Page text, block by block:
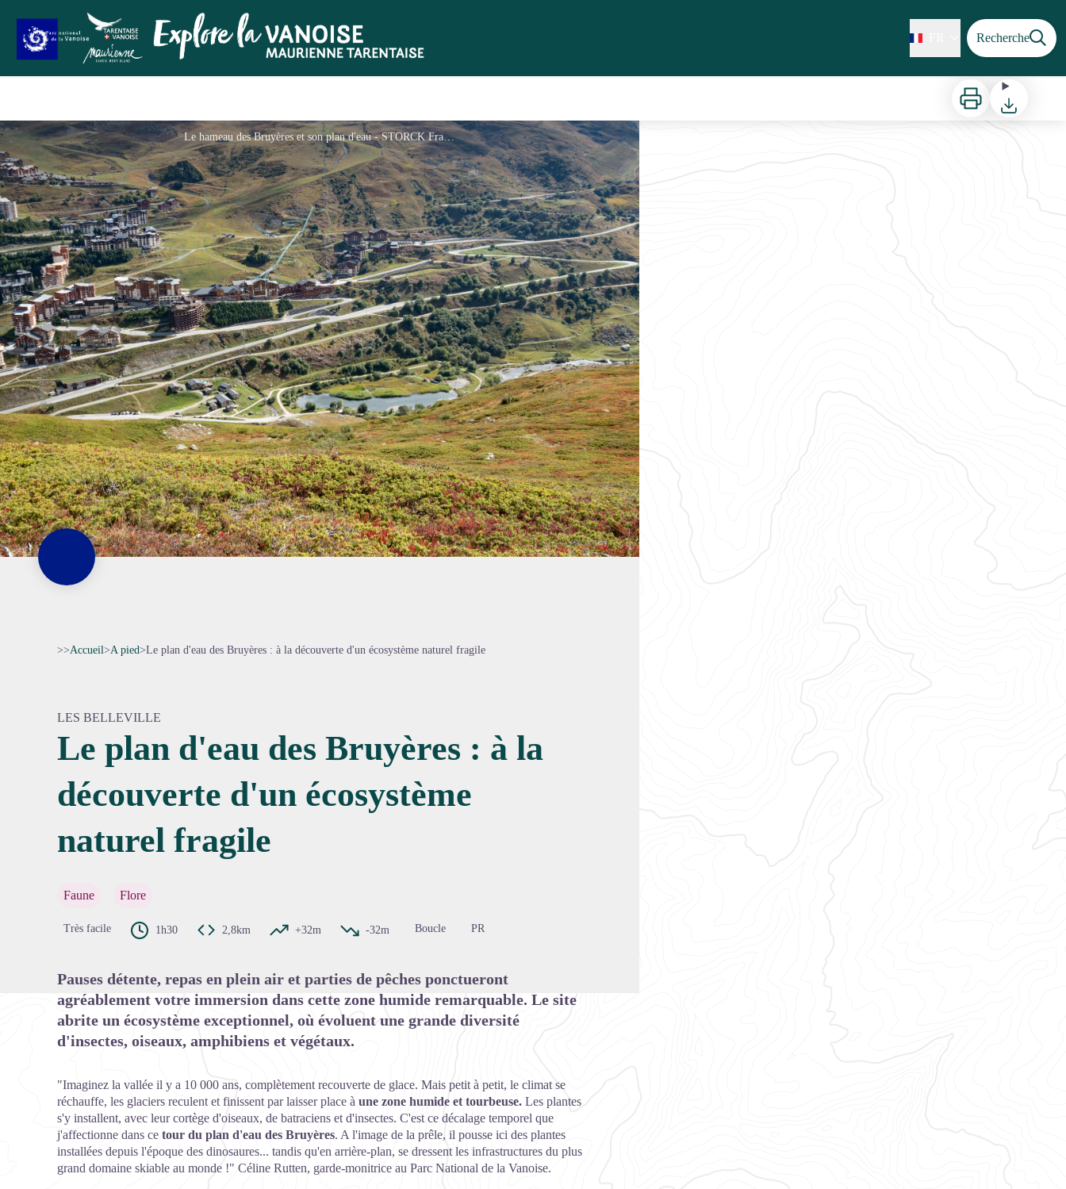
Recherche
Imprimer Télécharger
Le hameau des Bruyères et son plan d'eau - STORCK Frantz
Voir l'image en plein écran
>>Accueil>A pied>Le plan d'eau des Bruyères : à la découverte d'un écosystème naturel fragile
LES BELLEVILLE
Le plan d'eau des Bruyères : à la
découverte d'un écosystème
naturel fragile
Faune Flore
Très facile 1h30 2,8km +32m -32m Boucle PR
Pauses détente, repas en plein air et parties de pêches ponctueront
agréablement votre immersion dans cette zone humide remarquable. Le site
abrite un écosystème exceptionnel, où évoluent une grande diversité
d'insectes, oiseaux, amphibiens et végétaux.
"Imaginez la vallée il y a 10 000 ans, complètement recouverte de glace. Mais petit à petit, le climat se
réchauffe, les glaciers reculent et finissent par laisser place à une zone humide et tourbeuse. Les plantes
s'y installent, avec leur cortège d'oiseaux, de batraciens et d'insectes. C'est ce décalage temporel que
j'affectionne dans ce tour du plan d'eau des Bruyères. A l'image de la prêle, il pousse ici des plantes
installées depuis l'époque des dinosaures... tandis qu'en arrière-plan, se dressent les infrastructures du plus
grand domaine skiable au monde !" Céline Rutten, garde-monitrice au Parc National de la Vanoise.